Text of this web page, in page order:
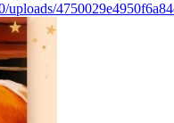
uploads/